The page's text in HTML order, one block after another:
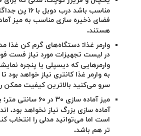
مناسب باشد درب
فضای ذخیره سازی مناسب به میز
هستند.
وارمر غذا: دستگاه‌های گرم کن غذا
در لیست تجهیزات مورد نیاز فست
وارمرهایی که دیسپلی یا پنجره
به وارمر غذا کانتری نیاز خواهد بود
سرو می‌کنید بالاترین کیفیت ممکن
میز آماده سازی ۳۰ در ۶۰ سانتی متر: برای گریل برگر به
آماده سازی بزرگ نیاز نخواهد بود.
است اما می‌توانید مدلی را انتخاب
تر هم باشد.